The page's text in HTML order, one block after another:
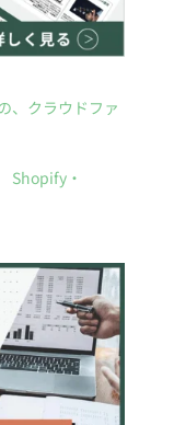
、クラウドファ
Shopify・